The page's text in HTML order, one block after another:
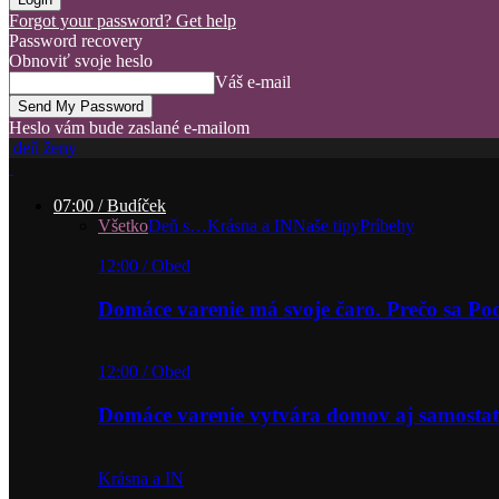
Forgot your password? Get help
Password recovery
Obnoviť svoje heslo
Váš e-mail
Heslo vám bude zaslané e-mailom
deň ženy
07:00 / Budíček
VšetkoDeň s…Krásna a INNaše tipyPríbehy
12:00 / Obed
Domáce varenie má svoje čaro. Prečo sa
12:00 / Obed
Domáce varenie vytvára domov aj
Krásna a IN